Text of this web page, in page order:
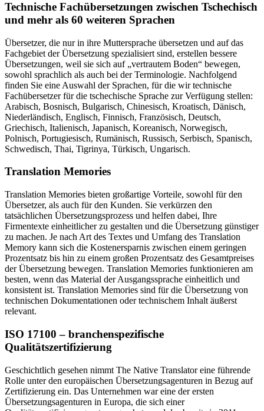
Technische Fachübersetzungen zwischen Tschechisch
und mehr als 60 weiteren Sprachen
Übersetzer, die nur in ihre Muttersprache übersetzen und auf das
Fachgebiet der Übersetzung spezialisiert sind, erstellen bessere
Übersetzungen, weil sie sich auf „vertrautem Boden“ bewegen,
sowohl sprachlich als auch bei der Terminologie. Nachfolgend
finden Sie eine Auswahl der Sprachen, für die wir technische
Fachübersetzer für die tschechische Sprache zur Verfügung stellen:
Arabisch, Bosnisch, Bulgarisch, Chinesisch, Kroatisch, Dänisch,
Niederländisch, Englisch, Finnisch, Französisch, Deutsch,
Griechisch, Italienisch, Japanisch, Koreanisch, Norwegisch,
Polnisch, Portugiesisch, Rumänisch, Russisch, Serbisch, Spanisch,
Schwedisch, Thai, Tigrinya, Türkisch, Ungarisch.
Translation Memories
Translation Memories bieten großartige Vorteile, sowohl für den
Übersetzer, als auch für den Kunden. Sie verkürzen den
tatsächlichen Übersetzungsprozess und helfen dabei, Ihre
Firmentexte einheitlicher zu gestalten und die Übersetzung günstiger
zu machen. Je nach Art des Textes und Umfang des Translation
Memory kann sich die Kostenersparnis zwischen einem geringen
Prozentsatz bis hin zu einem großen Prozentsatz des Gesamtpreises
der Übersetzung bewegen. Translation Memories funktionieren am
besten, wenn das Material der Ausgangssprache einheitlich und
konsistent ist. Translation Memories sind für die Übersetzung von
technischen Dokumentationen oder technischem Inhalt äußerst
relevant.
ISO 17100 – branchenspezifische
Qualitätszertifizierung
Geschichtlich gesehen nimmt The Native Translator eine führende
Rolle unter den europäischen Übersetzungsagenturen in Bezug auf
Zertifizierung ein. Das Unternehmen war eine der ersten
Übersetzungsagenturen in Europa, die sich einer